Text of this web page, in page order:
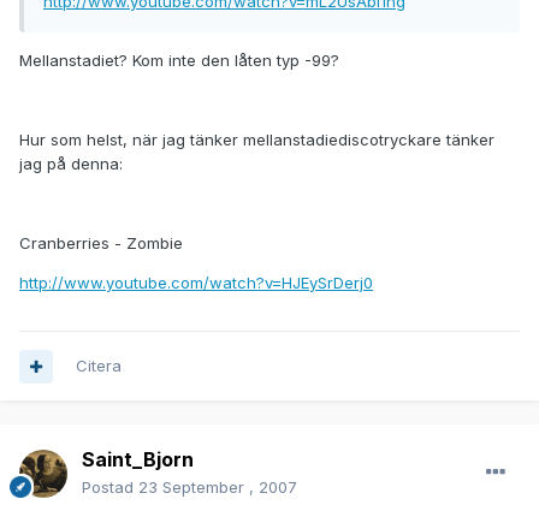
Mellanstadiet? Kom inte den låten typ -99?
Hur som helst, när jag tänker mellanstadiediscotryckare tänker
jag på denna:
Cranberries - Zombie
http://www.youtube.com/watch?v=HJEySrDerj0
Citera
Saint_Bjorn
Postad 23 September , 2007